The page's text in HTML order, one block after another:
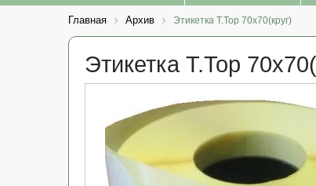
Главная Архив Этикетка T.Top 70x70(круг)
Этикетка T.Top